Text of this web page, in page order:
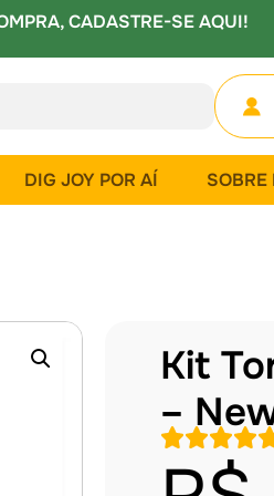
CADASTRE-SE AQUI!
DIG JOY POR AÍ SOBRE
Kit
–